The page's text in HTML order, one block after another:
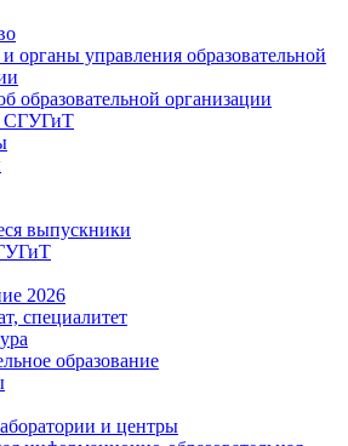
органы управления образовательной
образовательной организации
СГУГиТ
выпускники
2026
специалитет
образование
и центры